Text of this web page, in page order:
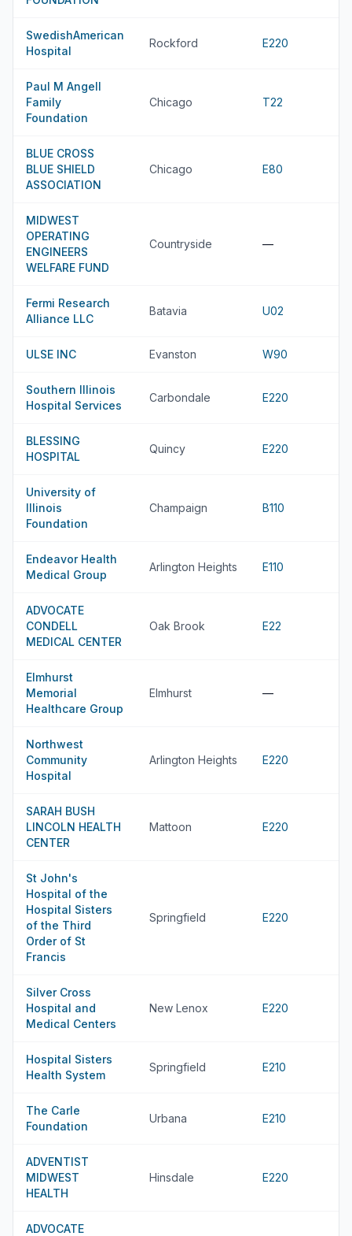
SwedishAmerican
Hospital
Rockford E220
Paul M Angell
Family
Foundation
Chicago T22
BLUE CROSS
BLUE SHIELD
ASSOCIATION
Chicago E80
MIDWEST
OPERATING
ENGINEERS
WELFARE FUND
Countryside —
Fermi Research
Alliance LLC
Batavia U02
ULSE INC Evanston W90
Southern Illinois
Hospital Services
Carbondale E220
BLESSING
HOSPITAL
Quincy E220
University of
Illinois
Foundation
Champaign B110
Endeavor Health
Medical Group
Arlington Heights E110
ADVOCATE
CONDELL
MEDICAL CENTER
Oak Brook E22
Elmhurst
Memorial
Healthcare Group
Elmhurst —
Northwest
Community
Hospital
Arlington Heights E220
SARAH BUSH
LINCOLN HEALTH
CENTER
Mattoon E220
St John's
Hospital of the
Hospital Sisters
of the Third
Order of St
Francis
Springfield E220
Silver Cross
Hospital and
Medical Centers
New Lenox E220
Hospital Sisters
Health System
Springfield E210
The Carle
Foundation
Urbana E210
ADVENTIST
MIDWEST
HEALTH
Hinsdale E220
ADVOCATE